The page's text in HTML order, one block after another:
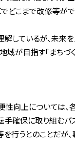
で改修等ができ
るが、未来を見
指す「まちづくり
ついては、各市
に取り組むバス
とのことだが、